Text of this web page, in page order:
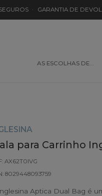
· GARANTIA DE
AS ESCOLHAS DE…
para Carrinho
AX62T0IVG
8029448093759
Aptica Dual Bag é